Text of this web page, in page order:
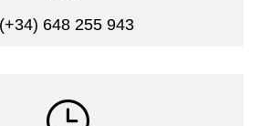
(+34) 648 255 943